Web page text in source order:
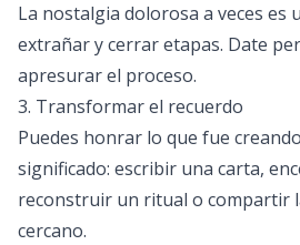
La nostalgia dolorosa a veces es
extrañar y cerrar etapas. Date
apresurar el proceso.
3. Transformar el recuerdo
Puedes honrar lo que fue
significado: escribir una carta,
reconstruir un ritual o compartir
cercano.